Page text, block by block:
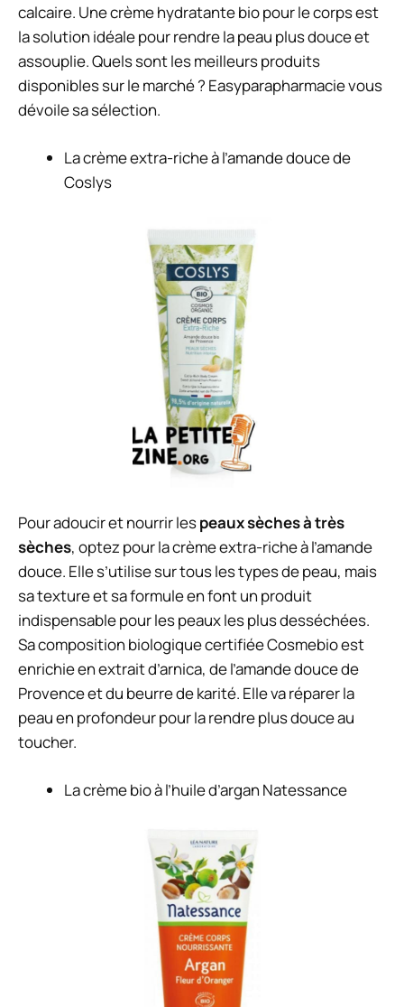
calcaire. Une crème hydratante bio pour le corps est
la solution idéale pour rendre la peau plus douce et
assouplie. Quels sont les meilleurs produits
disponibles sur le marché ? Easyparapharmacie vous
dévoile sa sélection.
Lacrème extra-richeà l’amande douce de
Coslys
Pour adoucir et nourrir lespeaux sèches à très
sèches, optez pour la crème extra-riche à l’amande
douce. Elle s’utilise sur tous les types de peau, mais
sa texture et sa formule en font un produit
indispensable pour les peaux les plus desséchées.
Sa composition biologique certifiée Cosmebio est
enrichie en extrait d’arnica, de l’amande douce de
Provence et du beurre de karité. Elle va réparer la
peau en profondeur pour la rendre plus douce au
toucher.
Lacrème bio à l’huile d’argan Natessance